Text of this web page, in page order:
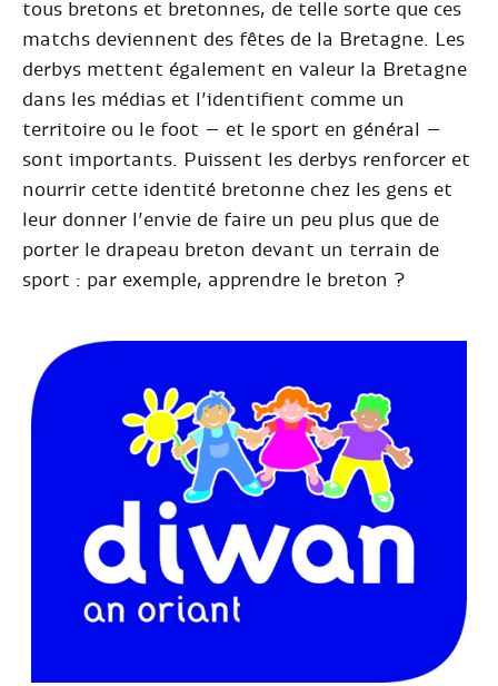
tous bretons et bretonnes, de telle sorte que ces
matchs deviennent des fêtes de la Bretagne. Les
derbys mettent également en valeur la Bretagne
dans les médias et l’identifient comme un
territoire ou le foot – et le sport en général –
sont importants. Puissent les derbys renforcer et
nourrir cette identité bretonne chez les gens et
leur donner l’envie de faire un peu plus que de
porter le drapeau breton devant un terrain de
sport : par exemple, apprendre le breton ?